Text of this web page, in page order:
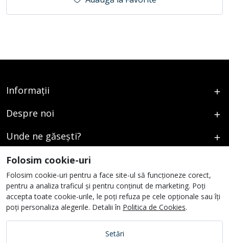
Informații
Despre noi
Unde ne găsești?
Urmați-ne
Folosim cookie-uri
Folosim cookie-uri pentru a face site-ul să funcționeze corect,
pentru a analiza traficul și pentru conținut de marketing. Poți
accepta toate cookie-urile, le poți refuza pe cele opționale sau îți
poți personaliza alegerile. Detalii în Politica de Cookies.
Setări